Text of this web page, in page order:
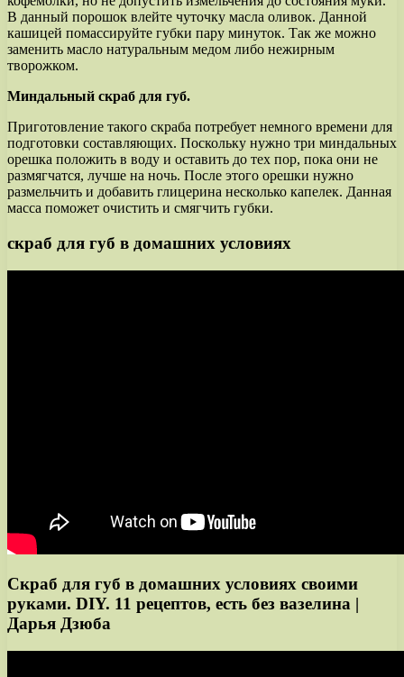
В данный порошок влейте чуточку масла оливок. Данной
кашицей помассируйте губки пару минуток. Так же можно
заменить масло натуральным медом либо нежирным
творожком.
Миндальный скраб для губ.
Приготовление такого скраба потребует немного времени для
подготовки составляющих. Поскольку нужно три миндальных
орешка положить в воду и оставить до тех пор, пока они не
размягчатся, лучше на ночь. После этого орешки нужно
размельчить и добавить глицерина несколько капелек. Данная
масса поможет очистить и смягчить губки.
скраб для губ в домашних условиях
Скраб для губ в домашних условиях своими
руками. DIY. 11 рецептов, есть без вазелина |
Дарья Дзюба